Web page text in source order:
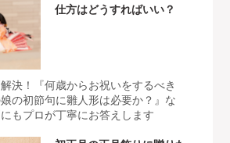
仕方はどうすればいい？
決！『何歳からお祝いをするべき
の初節句に雛人形は必要か？』な
もプロが丁寧にお答えします